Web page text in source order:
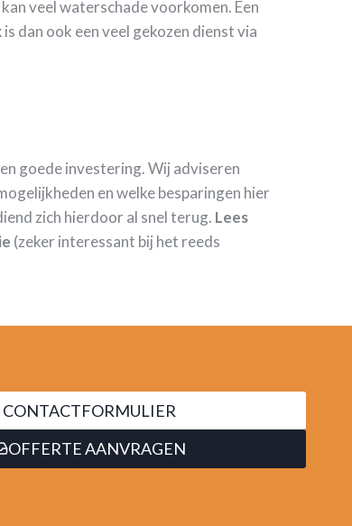
veel waterschade voorkomen. Een
is dan ook een veel gekozen dienst via
goede investering. Wij adviseren
en welke besparingen hier
zich hierdoor al snel terug. Lees
(zeker interessant bij het reeds
CONTACTFORMULIER
OFFERTE AANVRAGEN